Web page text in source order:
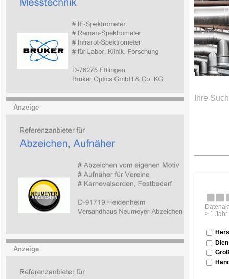
Anzeige
Anzeige
Ihre
> 1 Jahr